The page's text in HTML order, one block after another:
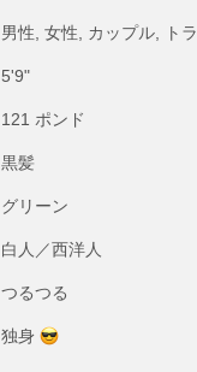
男性, 女性, カップル, ト
5'9"
121 ポンド
黒髪
グリーン
白人／西洋人
つるつる
独身